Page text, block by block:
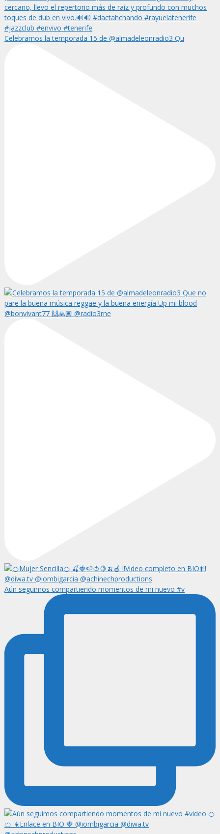
Celebramos la temporada 15 de @almadeleonradio3 Qu
Aún seguimos compartiendo momentos de mi nuevo #v